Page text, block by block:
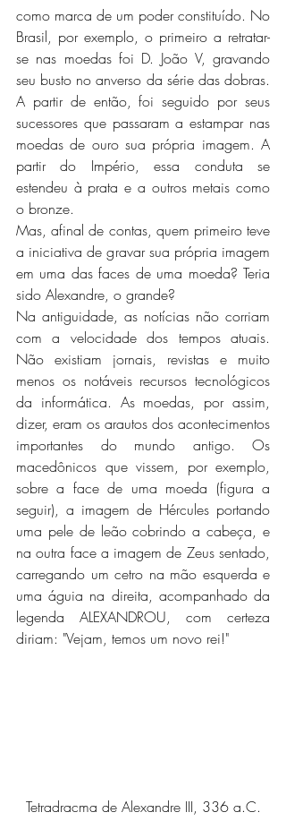
como marca de um poder constituído. No
Brasil, por exemplo, o primeiro a retratar-
se nas moedas foi D. João V, gravando
seu busto no anverso da série das dobras.
A partir de então, foi seguido por seus
sucessores que passaram a estampar nas
moedas de ouro sua própria imagem. A
partir do Império, essa conduta se
estendeu à prata e a outros metais como
o bronze.
Mas, afinal de contas, quem primeiro teve
a iniciativa de gravar sua própria imagem
em uma das faces de uma moeda? Teria
sido Alexandre, o grande?
Na antiguidade, as notícias não corriam
com a velocidade dos tempos atuais.
Não existiam jornais, revistas e muito
menos os notáveis recursos tecnológicos
da informática. As moedas, por assim,
dizer, eram os arautos dos acontecimentos
importantes do mundo antigo. Os
macedônicos que vissem, por exemplo,
sobre a face de uma moeda (figura a
seguir), a imagem de Hércules portando
uma pele de leão cobrindo a cabeça, e
na outra face a imagem de Zeus sentado,
carregando um cetro na mão esquerda e
uma águia na direita, acompanhado da
legenda ALEXANDROU, com certeza
diriam: "Vejam, temos um novo rei!"
Tetradracma de Alexandre III, 336 a.C.